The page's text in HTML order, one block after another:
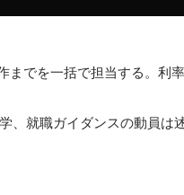
までを一括で担当する。利
就職ガイダンスの動員は